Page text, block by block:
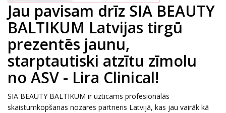
Jau pavisam drīz SIA BEAUTY
BALTIKUM Latvijas tirgū
prezentēs jaunu,
starptautiski atzītu zīmolu
no ASV - Lira Clinical!
SIA BEAUTY BALTIKUM ir uzticams profesionālās
skaistumkopšanas nozares partneris Latvijā, kas jau vairāk kā